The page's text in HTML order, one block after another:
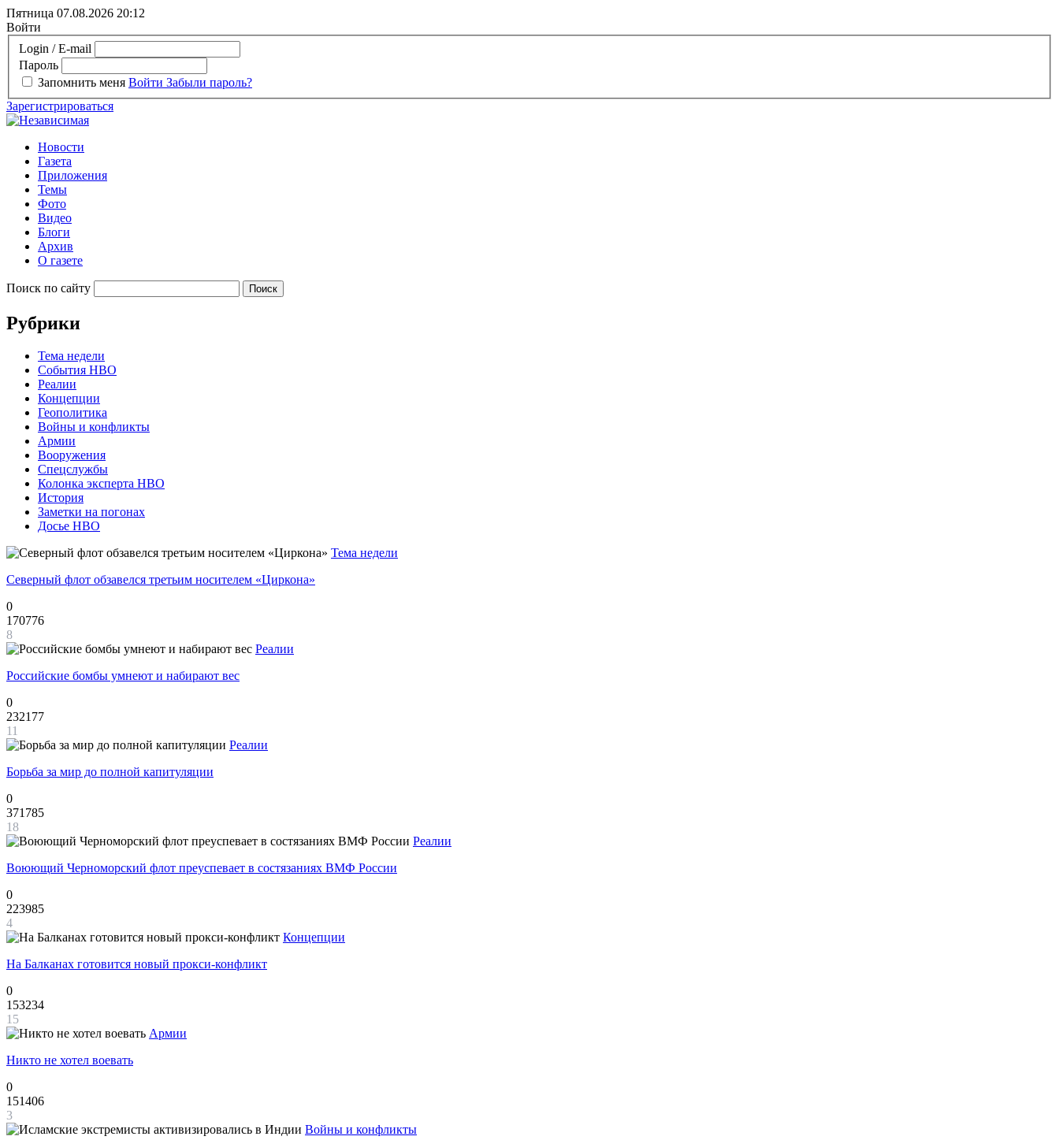
Пятница 07.08.2026 20:12
Войти
Login / E-mail
Пароль
Запомнить меня Войти Забыли пароль?
Зарегистрироваться
Новости
Газета
Приложения
Темы
Фото
Видео
Блоги
Архив
О газете
Поиск по сайту
Рубрики
Тема недели
События НВО
Реалии
Концепции
Геополитика
Войны и конфликты
Армии
Вооружения
Спецслужбы
Колонка эксперта НВО
История
Заметки на погонах
Досье НВО
Тема недели
Северный флот обзавелся третьим носителем «Циркона»
0
170776
8
Реалии
Российские бомбы умнеют и набирают вес
0
232177
11
Реалии
Борьба за мир до полной капитуляции
0
371785
18
Реалии
Воюющий Черноморский флот преуспевает в состязаниях ВМФ России
0
223985
4
Концепции
На Балканах готовится новый прокси-конфликт
0
153234
15
Армии
Никто не хотел воевать
0
151406
3
Войны и конфликты